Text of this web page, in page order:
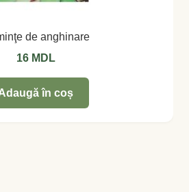
de anghinare
16 MDL
în coș